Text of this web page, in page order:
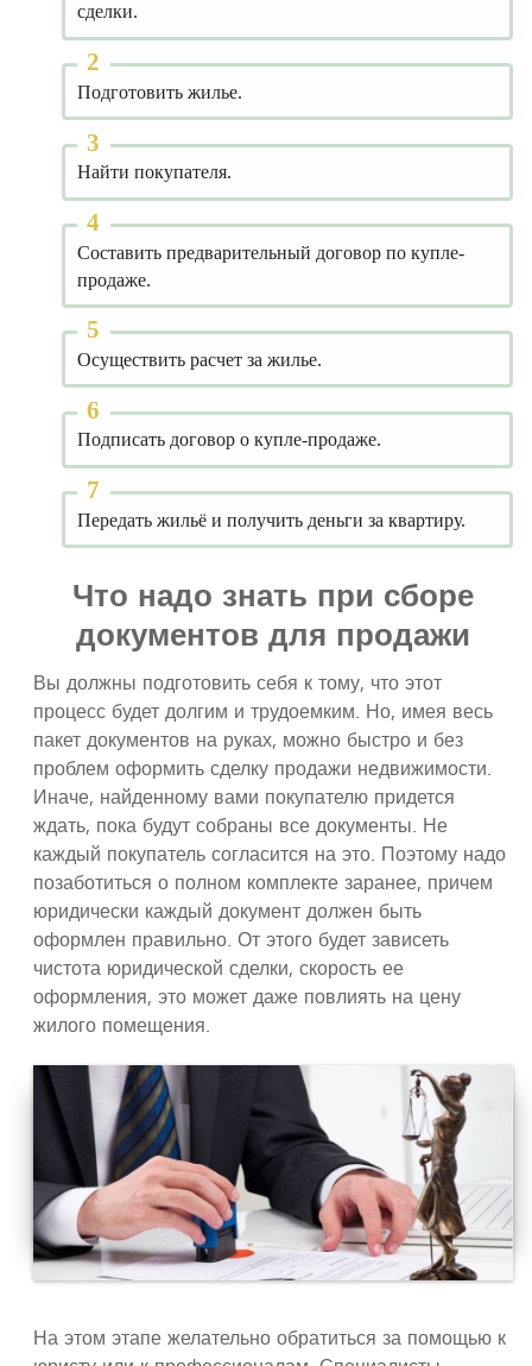
сделки.
Подготовить жилье.
Найти покупателя.
Составить предварительный договор по купле-
продаже.
Осуществить расчет за жилье.
Подписать договор о купле-продаже.
Передать жильё и получить деньги за квартиру.
Что надо знать при сборе
документов для продажи
Вы должны подготовить себя к тому, что этот
процесс будет долгим и трудоемким. Но, имея весь
пакет документов на руках, можно быстро и без
проблем оформить сделку продажи недвижимости.
Иначе, найденному вами покупателю придется
ждать, пока будут собраны все документы. Не
каждый покупатель согласится на это. Поэтому надо
позаботиться о полном комплекте заранее, причем
юридически каждый документ должен быть
оформлен правильно. От этого будет зависеть
чистота юридической сделки, скорость ее
оформления, это может даже повлиять на цену
жилого помещения.
На этом этапе желательно обратиться за помощью к